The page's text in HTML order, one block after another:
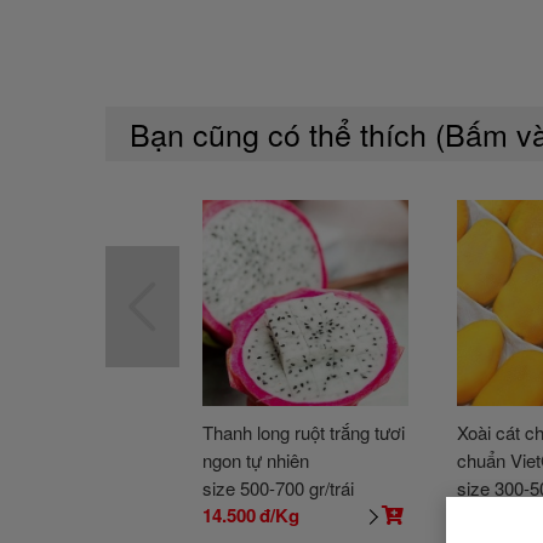
Bạn cũng có thể thích (Bấm
Thanh long ruột trắng tươi
ngon tự nhiên
size 500-700 gr/trái
14.500đ/Kg
Xoài cát
chuẩn
size 300-